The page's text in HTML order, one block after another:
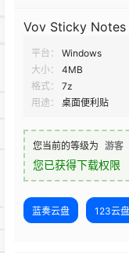
Vov Sticky Notes
平台：
Windows
大小：
4MB
格式：
7z
用途：
桌面便利贴
您当前的等级为 游客
您已获得下载权限
蓝奏云盘 123云盘